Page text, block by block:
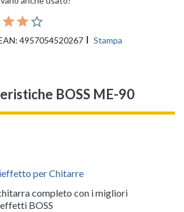
4957054520267 Stampa
BOSS ME-90
per Chitarre
completo con i migliori
BOSS